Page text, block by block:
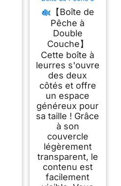
Boite
LeurreTransparen
【Boîte de
Pêche à
Double
Couche】
Cette boîte à
leurres s'ouvre
des deux
côtés et offre
un espace
généreux pour
sa taille ! Grâce
à son
couvercle
légèrement
transparent, le
contenu est
facilement